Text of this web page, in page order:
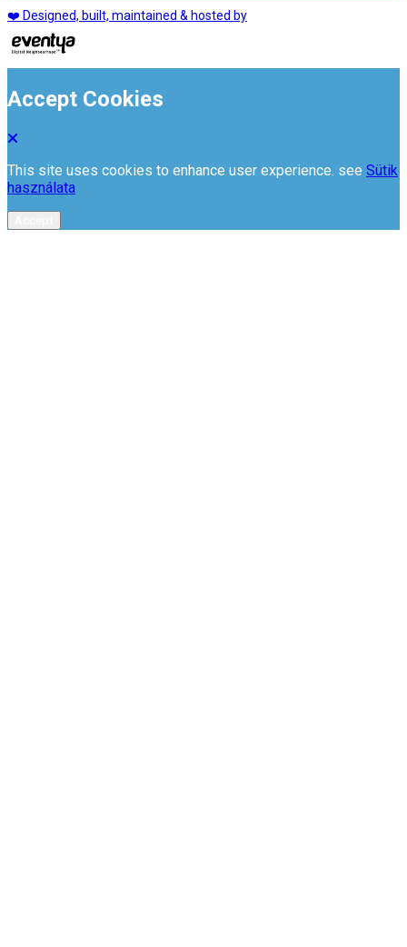
❤️ Designed, built, maintained & hosted by
Accept Cookies
This site uses cookies to enhance user experience. see Sütik
használata